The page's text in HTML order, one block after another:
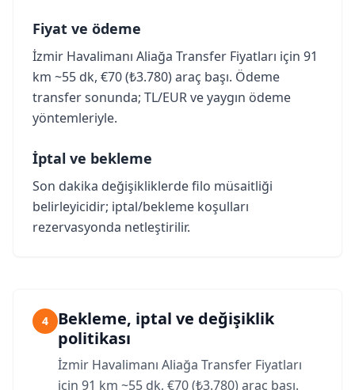
Fiyat ve ödeme
İzmir Havalimanı Aliağa Transfer Fiyatları için 91
km ~55 dk, €70 (₺3.780) araç başı. Ödeme
transfer sonunda; TL/EUR ve yaygın ödeme
yöntemleriyle.
İptal ve bekleme
Son dakika değişikliklerde filo müsaitliği
belirleyicidir; iptal/bekleme koşulları
rezervasyonda netleştirilir.
4
Bekleme, iptal ve değişiklik
politikası
İzmir Havalimanı Aliağa Transfer Fiyatları
için 91 km ~55 dk, €70 (₺3.780) araç başı.